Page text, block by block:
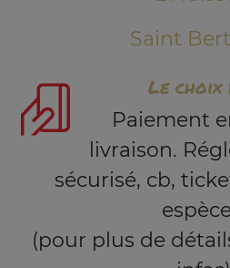
Saint
Le choix
Paiement
livraison.
sécurisé, cb,
(pour plus de